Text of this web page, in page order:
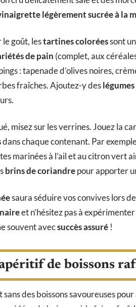
légèrement sucrée à la
le goût, lestartines coloréessont
de pain (complet, aux
: tapenade d’olives noires,
fraîches. Ajoutez-y des
misez sur les verrines. Jouez la
dans chaque contenant. Par
marinées à l’ail et au citron vert
brins de coriandrepour apporter
saura séduire vos convives lors
et n’hésitez pas à
souvent avecsuccès assuré !
de boissons
des boissons savoureuses